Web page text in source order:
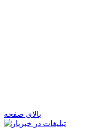
بالای صفحه